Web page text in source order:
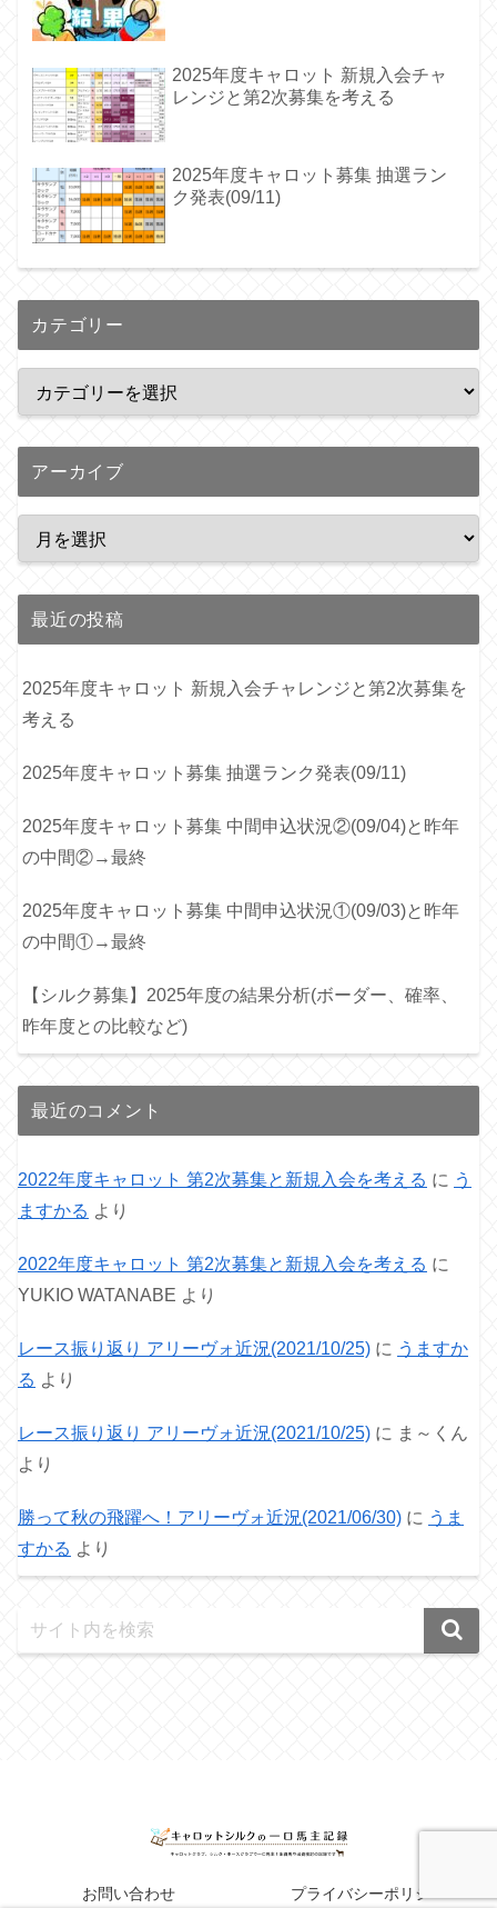
2025年度キャロット 新規入会チャ
レンジと第2次募集を考える
2025年度キャロット募集 抽選ラン
ク発表(09/11)
カテゴリー
アーカイブ
最近の投稿
2025年度キャロット 新規入会チャレンジと第2次募集を
考える
2025年度キャロット募集 抽選ランク発表(09/11)
2025年度キャロット募集 中間申込状況②(09/04)と昨年
の中間②→最終
2025年度キャロット募集 中間申込状況①(09/03)と昨年
の中間①→最終
【シルク募集】2025年度の結果分析(ボーダー、確率、
昨年度との比較など)
最近のコメント
2022年度キャロット 第2次募集と新規入会を考える に う
ますかる より
2022年度キャロット 第2次募集と新規入会を考える に
YUKIO WATANABE より
レース振り返り アリーヴォ近況(2021/10/25) に うますか
る より
レース振り返り アリーヴォ近況(2021/10/25) に ま～くん
より
勝って秋の飛躍へ！アリーヴォ近況(2021/06/30) に うま
すかる より
お問い合わせ プライバシーポリシー